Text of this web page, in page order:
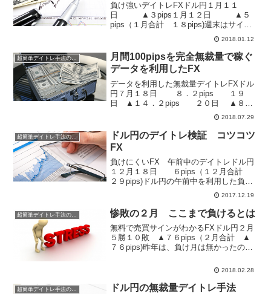
負け強いデイトレFXドル円１月１１
日 ▲３pips１月１２日 ▲５
pips（１月合計 １８pips)週末はサイン
とは逆方向でした。しかし、負け強いFX
手法ですので、大きく負ける（大きく損
切り）ことは、今までありません。FXで
大事なの...
2018.01.12
超簡単デイトレ手法の成績
月間100pipsを完全無裁量で稼ぐ
データを利用したFX
データを利用した無裁量デイトレFXドル
円７月１８日 ８．２pips １９
日 ▲１４．２pips ２０日 ▲８．
６pips ２３日 ５０．８pips ２
４日 ▲８．３pips ２５日 ８．６
pips ２６日 １８...
2018.07.29
超簡単デイトレ手法の成績
ドル円のデイトレ検証 コツコツ
FX
負けにくいFX 午前中のデイトレドル円
１２月１８日 ６pips（１２月合計
２９pips)ドル円の午前中を利用した負け
にくいデイトレ手法の今週は６pipsのプ
ラスでスタートです。特典Cを手にされた
方々からは、「このデイトレ手法で確認
するデ...
2017.12.19
超簡単デイトレ手法の成績 惨敗の２月 ここまで負けるとは
無料で売買サインがわかるFXドル円２月
５勝１０敗 ▲７６pips（２月合計 ▲
７６pips)昨年は、負け月は無かったの
す・・・。ここまで負けると、ストレス
にされている方...
2018.02.28
超簡単デイトレ手法の成績 ドル円の無裁量デイトレ手法